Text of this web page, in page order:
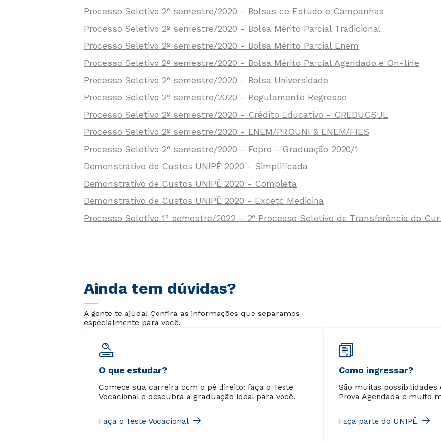
Processo Seletivo 2º semestre/2020 - Bolsas de Estudo e Campanhas
Processo Seletivo 2º semestre/2020 - Bolsa Mérito Parcial Tradicional
Processo Seletivo 2º semestre/2020 - Bolsa Mérito Parcial Enem
Processo Seletivo 2º semestre/2020 - Bolsa Mérito Parcial Agendado e On-line
Processo Seletivo 2º semestre/2020 - Bolsa Universidade
Processo Seletivo 2º semestre/2020 - Regulamento Regresso
Processo Seletivo 2º semestre/2020 - Crédito Educativo - CREDUCSUL
Processo Seletivo 2º semestre/2020 - ENEM/PROUNI & ENEM/FIES
Processo Seletivo 2º semestre/2020 - Fepro - Graduação 2020/1
Demonstrativo de Custos UNIPÊ 2020 - Simplificada
Demonstrativo de Custos UNIPÊ 2020 - Completa
Demonstrativo de Custos UNIPÊ 2020 - Exceto Medicina
Processo Seletivo 1º semestre/2022 – 2º Processo Seletivo de Transferência do
Ainda tem dúvidas?
A gente te ajuda! Confira as informações que separamos
especialmente para você.
O que estudar?
Comece sua carreira com o pé direito: faça o Teste
Vocacional e descubra a graduação ideal para você.
Faça o Teste Vocacional
Como ingressar?
São muitas possibilidades
Prova Agendada e muito
Faça parte do UNIPÊ